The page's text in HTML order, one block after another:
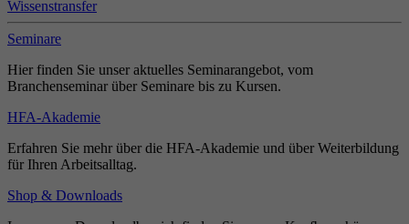
Wissenstransfer
Seminare
Hier finden Sie unser aktuelles Seminarangebot, vom
Branchenseminar über Seminare bis zu Kursen.
HFA-Akademie
Erfahren Sie mehr über die HFA-Akademie und über Weiterbildung
für Ihren Arbeitsalltag.
Shop & Downloads